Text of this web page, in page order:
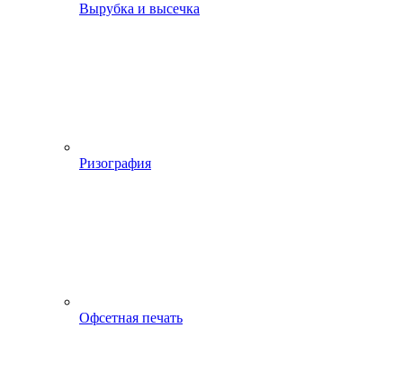
Вырубка и высечка
Ризография
Офсетная печать